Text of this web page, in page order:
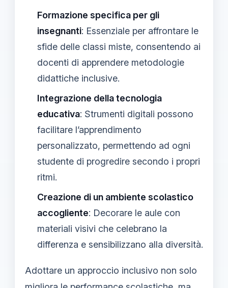
Formazione specifica per gli
insegnanti: Essenziale per affrontare le
sfide delle classi miste, consentendo ai
docenti di apprendere metodologie
didattiche inclusive.
Integrazione della tecnologia
educativa: Strumenti digitali possono
facilitare l’apprendimento
personalizzato, permettendo ad ogni
studente di progredire secondo i propri
ritmi.
Creazione di un ambiente scolastico
accogliente: Decorare le aule con
materiali visivi che celebrano la
differenza e sensibilizzano alla diversità.
Adottare un approccio inclusivo non solo